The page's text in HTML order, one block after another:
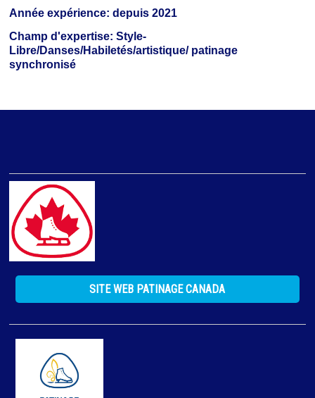
Annéeexpérience: depuis 2021
Champd'expertise: Style-
Libre/Danses/Habiletés/artistique/ patinage
synchronisé
SITE WEB PATINAGE CANADA